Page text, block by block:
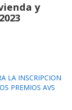
y
LA INSCRIPCION
PREMIOS AVS